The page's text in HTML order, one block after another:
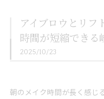
アイブロウとリフ
時間が短縮できる
2025/10/23
朝のメイク時間が長く感じ